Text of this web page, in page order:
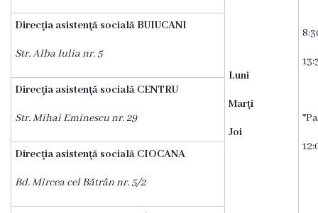
C
o
n
d
u
c
e
r
Luni
Marți
Joi
Direcţia asistenţă socială BUIUCANI
Str. Alba Iulia nr. 5
Direcţia asistenţă socială CENTRU
Str. Mihai Eminescu nr. 29
Direcţia asistenţă socială CIOCANA
Bd. Mircea cel Bătrân nr. 5/2